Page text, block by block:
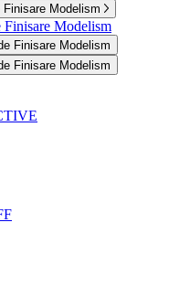
Modelism
Finisare Modelism
Finisare Modelism
Finisare Modelism